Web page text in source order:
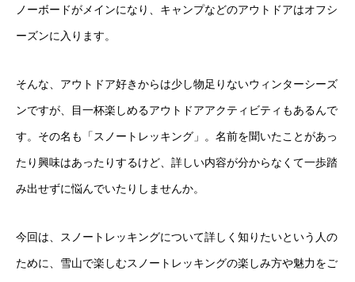
ノーボードがメインになり、キャンプなどのアウトドアはオフシ
ーズンに入ります。
そんな、アウトドア好きからは少し物足りないウィンターシーズ
ンですが、目一杯楽しめるアウトドアアクティビティもあるんで
す。その名も「スノートレッキング」。名前を聞いたことがあっ
たり興味はあったりするけど、詳しい内容が分からなくて一歩踏
み出せずに悩んでいたりしませんか。
今回は、スノートレッキングについて詳しく知りたいという人の
ために、雪山で楽しむスノートレッキングの楽しみ方や魅力をご